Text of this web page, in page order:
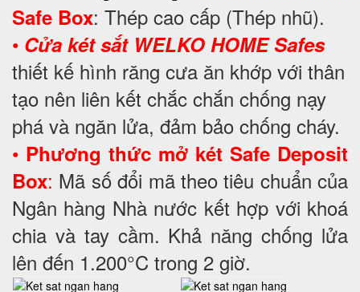
Safe Box: Thép cao cấp (Thép nhũ).
• Cửa két sắt WELKO HOME Safes
thiết kế hình răng cưa ăn khớp với thân
tạo nên liên kết chắc chắn chống nạy
phá và ngăn lửa, đảm bảo chống cháy.
• Phương thức mở két Safe Deposit
Box: Mã số đổi mã theo tiêu chuẩn của
Ngân hàng Nhà nước kết hợp với khoá
chia và tay cầm. Khả năng chống lửa
lên đến 1.200°C trong 2 giờ.